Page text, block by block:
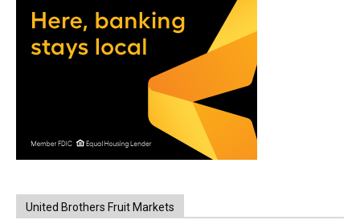
United Brothers Fruit Markets